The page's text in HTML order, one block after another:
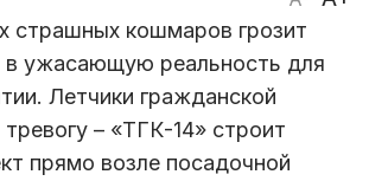
страшных кошмаров грозит
в ужасающую реальность для
Летчики гражданской
– «ТГК-14» строит
прямо возле посадочной